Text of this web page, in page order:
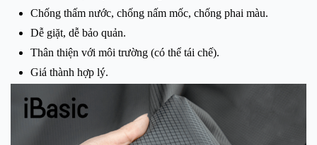
Chống thấm nước, chống nấm mốc, chống phai màu.
Dễ giặt, dễ bảo quản.
Thân thiện với môi trường (có thể tái chế).
Giá thành hợp lý.